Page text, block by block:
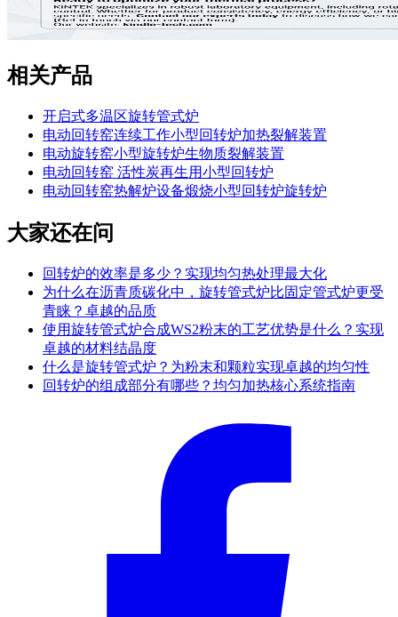
相关产品
开启式多温区旋转管式炉
电动回转窑连续工作小型回转炉加热裂解装置
电动旋转窑小型旋转炉生物质裂解装置
电动回转窑 活性炭再生用小型回转炉
电动回转窑热解炉设备煅烧小型回转炉旋转炉
大家还在问
回转炉的效率是多少？实现均匀热处理最大化
为什么在沥青质碳化中，旋转管式炉比固定管式炉更受
青睐？卓越的品质
使用旋转管式炉合成WS2粉末的工艺优势是什么？实现
卓越的材料结晶度
什么是旋转管式炉？为粉末和颗粒实现卓越的均匀性
回转炉的组成部分有哪些？均匀加热核心系统指南